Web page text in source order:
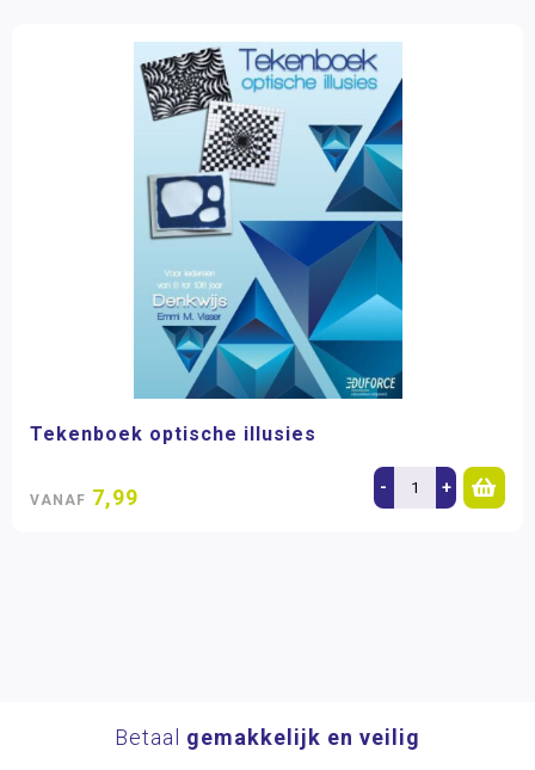
Tekenboek optische illusies
VANAF 7,99 - +
Betaal gemakkelijk en veilig